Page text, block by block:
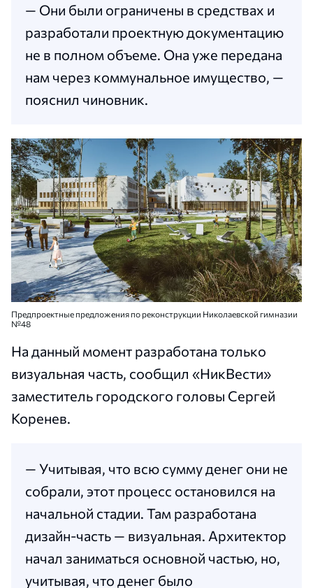
— Они были ограничены в средствах и
разработали проектную документацию
не в полном объеме. Она уже передана
нам через коммунальное имущество, —
пояснил чиновник.
Предпроектные предложения по реконструкции Николаевской гимназии
№48
На данный момент разработана только
визуальная часть, сообщил «НикВести»
заместитель городского головы Сергей
Коренев.
— Учитывая, что всю сумму денег они не
собрали, этот процесс остановился на
начальной стадии. Там разработана
дизайн-часть — визуальная. Архитектор
начал заниматься основной частью, но,
учитывая, что денег было